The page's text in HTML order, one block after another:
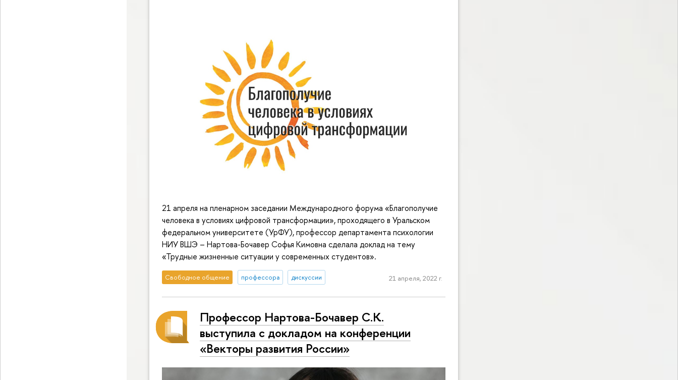
21 апреля на пленарном заседании Международного форума «Благополучие
человека в условиях цифровой трансформации», проходящего в Уральском
федеральном университете (УрФУ), профессор департамента психологии
НИУ ВШЭ – Нартова-Бочавер Софья Кимовна сделала доклад на тему
«Трудные жизненные ситуации у современных студентов».
Свободное общение профессора дискуссии 21 апреля, 2022 г.
Профессор Нартова-Бочавер С.К.
выступила с докладом на конференции
«Векторы развития России»